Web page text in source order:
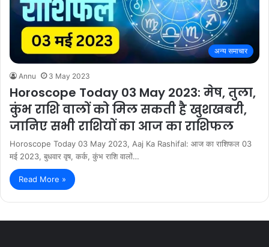
अन्य समाचार
Annu 3 May 2023
Horoscope Today 03 May 2023: मेष, तुला,
कुंभ राशि वालों को मिल सकती है खुशखबरी,
जानिए सभी राशियों का आज का राशिफल
Horoscope Today 03 May 2023, Aaj Ka Rashifal: आज का राशिफल 03
मई 2023, बुधवार वृष, कर्क, कुंभ राशि वालों…
Read More »